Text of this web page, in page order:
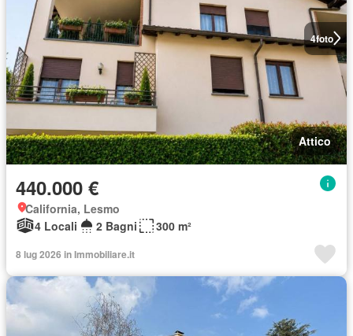
4foto
Attico
440.000 €
California, Lesmo
4 Locali
2 Bagni 300 m²
8 lug 2026 in Immobiliare.it